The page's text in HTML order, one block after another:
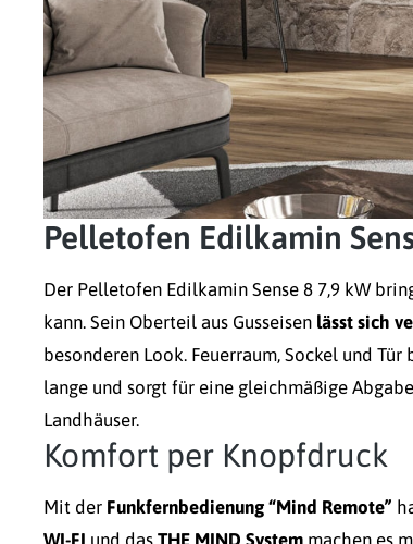
Pelletofen Edilkamin
Der Pelletofen Edilkamin Sense 8 7,9 kW
kann. Sein Oberteil aus Gusseisen lässt sich
besonderen Look. Feuerraum, Sockel und
lange und sorgt für eine gleichmäßige
Landhäuser.
Komfort per Knopfdruck
Mit der Funkfernbedienung “Mind Remote”